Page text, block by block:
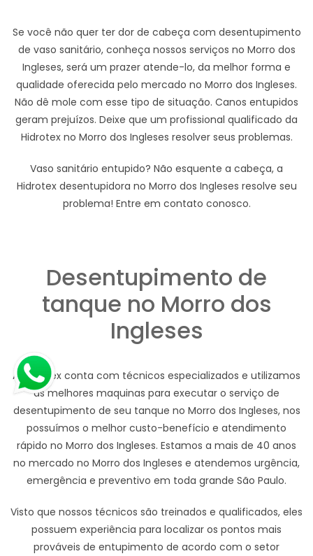
Se você não quer ter dor de cabeça com desentupimento
de vaso sanitário, conheça nossos serviços no Morro dos
Ingleses, será um prazer atende-lo, da melhor forma e
qualidade oferecida pelo mercado no Morro dos Ingleses.
Não dê mole com esse tipo de situação. Canos entupidos
geram prejuízos. Deixe que um profissional qualificado da
Hidrotex no Morro dos Ingleses resolver seus problemas.
Vaso sanitário entupido? Não esquente a cabeça, a
Hidrotex desentupidora no Morro dos Ingleses resolve seu
problema! Entre em contato conosco.
Desentupimento de
tanque no Morro dos
Ingleses
A Hidrotex conta com técnicos especializados e utilizamos
as melhores maquinas para executar o serviço de
desentupimento de seu tanque no Morro dos Ingleses, nos
possuímos o melhor custo-benefício e atendimento
rápido no Morro dos Ingleses. Estamos a mais de 40 anos
no mercado no Morro dos Ingleses e atendemos urgência,
emergência e preventivo em toda grande São Paulo.
Visto que nossos técnicos são treinados e qualificados, eles
possuem experiência para localizar os pontos mais
prováveis de entupimento de acordo com o setor